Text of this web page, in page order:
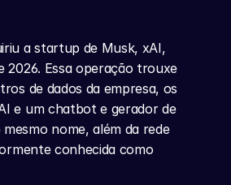
a startup de Musk, xAI,
2026. Essa operação trouxe
de dados da empresa, os
e um chatbot e gerador de
nome, além da rede
conhecida como